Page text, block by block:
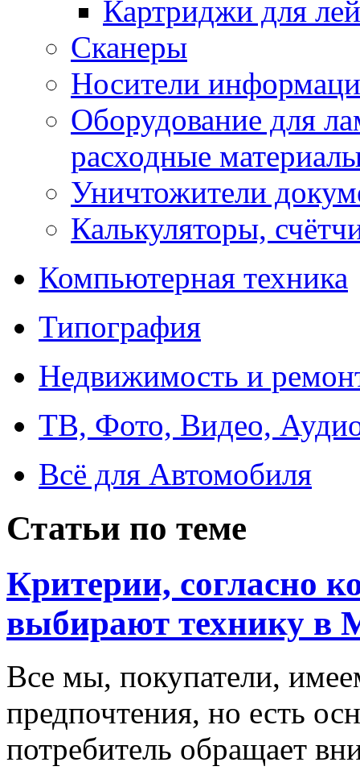
Картриджи для
Сканеры
Носители
Оборудование для
расходные
Уничтожители
Калькуляторы,
Компьютерная техника
Типография
Недвижимость и
ТВ, Фото, Видео,
Всё для Автомобиля
Статьи по теме
Критерии, согласно
выбирают технику в
Все мы, покупатели,
предпочтения, но есть
потребитель обращает